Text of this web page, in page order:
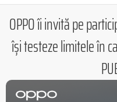
OPPO îi invită pe
își testeze limitele în